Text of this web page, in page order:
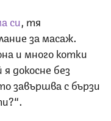
си, тя
за масаж.
и много котки
докосне без
завършва с бързи